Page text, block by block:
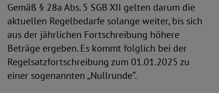
Gemäß § 28a Abs. 5 SGB XII gelten darum die
aktuellen Regelbedarfe solange weiter, bis sich
aus der jährlichen Fortschreibung höhere
Beträge ergeben. Es kommt folglich bei der
Regelsatzfortschreibung zum 01.01.2025 zu
einer sogenannten „Nullrunde“.